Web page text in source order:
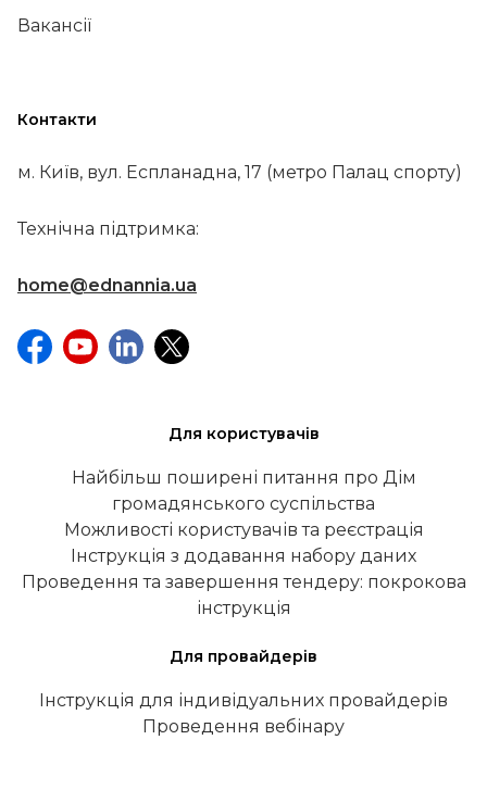
Вакансії
Контакти
м. Київ, вул. Еспланадна, 17 (метро Палац спорту)
Технічна підтримка:
home@ednannia.ua
Для користувачів
Найбільш поширені питання про Дім
громадянського суспільства
Можливості користувачів та реєстрація
Інструкція з додавання набору даних
Проведення та завершення тендеру: покрокова
інструкція
Для провайдерів
Інструкція для індивідуальних провайдерів
Проведення вебінару